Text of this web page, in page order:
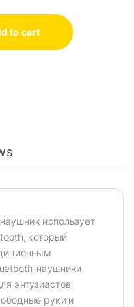
to cart
использует
который
наушники
энтузиастов
руки и